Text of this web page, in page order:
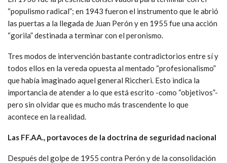
“populismo radical”; en 1943 fueron el instrumento que le abrió
las puertas a la llegada de Juan Perón y en 1955 fue una acción
“gorila” destinada a terminar con el peronismo.
Tres modos de intervención bastante contradictorios entre sí y
todos ellos en la vereda opuesta al mentado “profesionalismo”
que había imaginado aquel general Riccheri. Esto indica la
importancia de atender a lo que está escrito -como “objetivos”-
pero sin olvidar que es mucho más trascendente lo que
acontece en la realidad.
Las FF.AA., portavoces de la doctrina de seguridad nacional
Después del golpe de 1955 contra Perón y de la consolidación